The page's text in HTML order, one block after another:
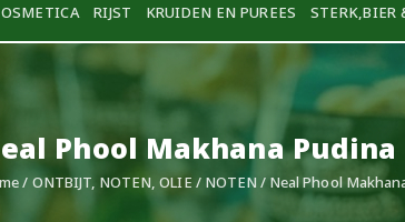
RIJST KRUIDEN EN PUREES STERK,BIER
Phool Makhana Pudina
/ ONTBIJT, NOTEN, OLIE / NOTEN / Neal Phool